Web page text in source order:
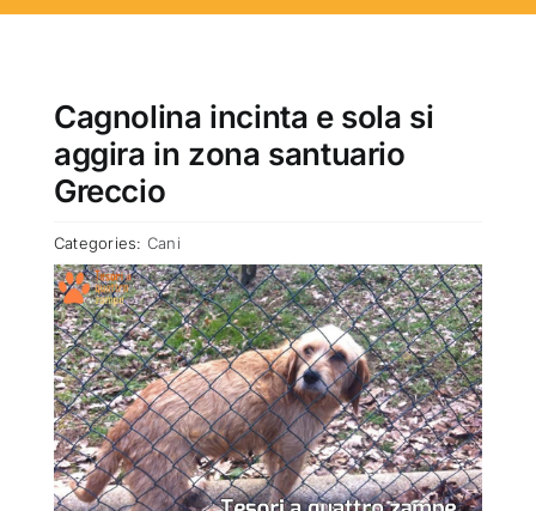
HOME
SMARRITI O DA ADOTTARE
ADOTTATI O RITROVATI
ATTUALITÀ
VIDEO
CHI SIAMO
Cagnolina incinta e sola si
aggira in zona santuario
Greccio
Categories: Cani